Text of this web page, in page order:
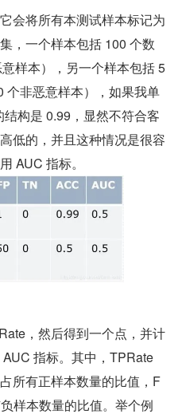
会将所有本测试样本标记为
，一个样本包括 100 个数
样本），另一个样本包括 5
个非恶意样本），如果我单
构是 0.99，显然不符合客
低的，并且这种情况是很容
AUC 指标。
，然后得到一个点，并计
指标。其中，TPRate
所有正样本数量的比值，F
样本数量的比值。举个例